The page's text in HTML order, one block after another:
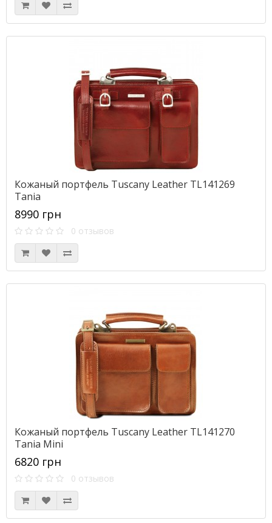
Кожаный портфель Tuscany Leather TL141269
Tania
8990 грн
0 отзывов
Кожаный портфель Tuscany Leather TL141270
Tania Mini
6820 грн
0 отзывов